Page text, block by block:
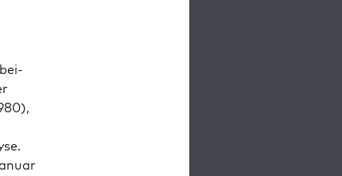
bei­